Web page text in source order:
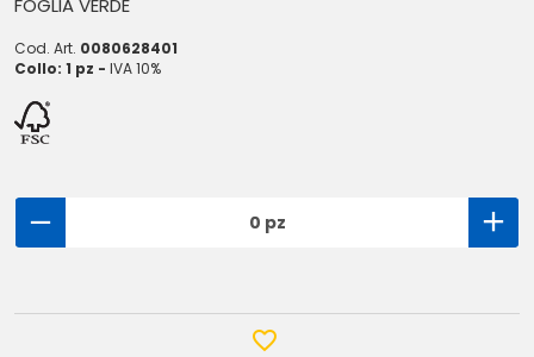
FOGLIA VERDE
Cod. Art. 0080628401
Collo: 1 pz - IVA 10%
0 pz